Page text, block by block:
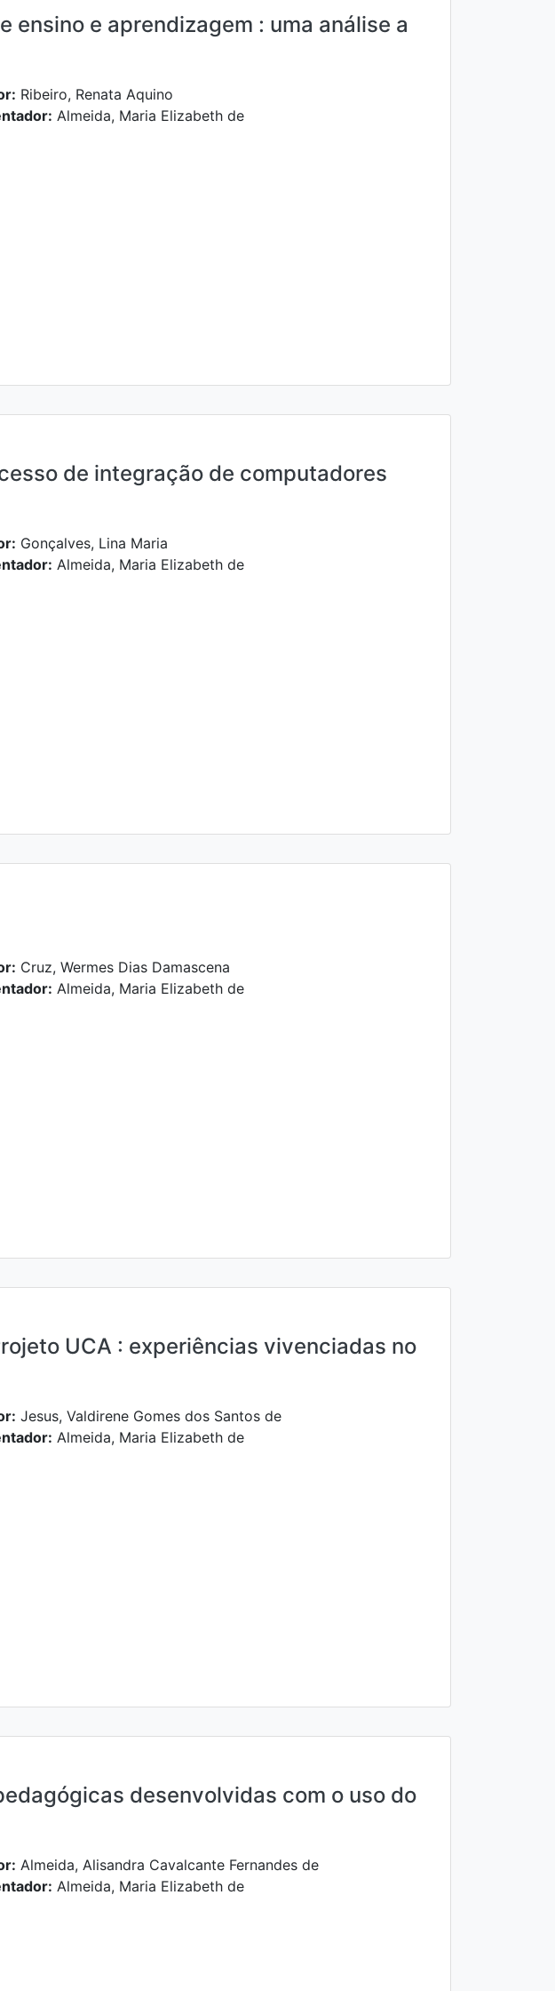
e aprendizagem : uma análise a
Ribeiro, Renata Aquino
Almeida, Maria Elizabeth de
de integração de computadores
Gonçalves, Lina Maria
Almeida, Maria Elizabeth de
Cruz, Wermes Dias Damascena
Almeida, Maria Elizabeth de
UCA : experiências vivenciadas no
Jesus, Valdirene Gomes dos Santos de
Almeida, Maria Elizabeth de
desenvolvidas com o uso do
Almeida, Alisandra Cavalcante Fernandes de
Almeida, Maria Elizabeth de